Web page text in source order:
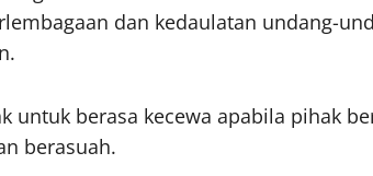
dan kedaulatan undang-
untuk berasa kecewa apabila pihak
berasuah.